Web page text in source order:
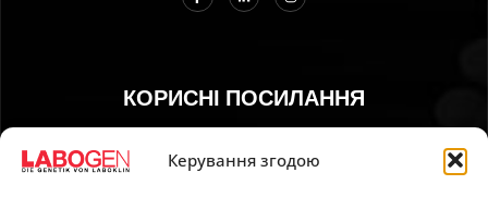
Керування згодою
КОРИСНІ ПОСИЛАННЯ
01. Інструкція з відбору зразків